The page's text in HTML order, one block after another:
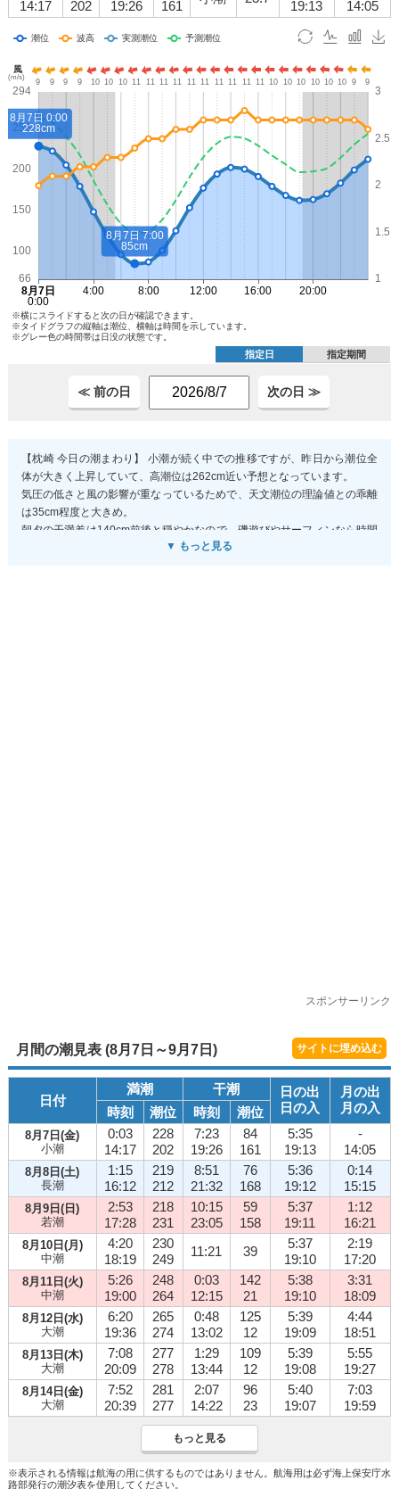
14:17
202
19:26
161
19:13
14:05
※横にスライドすると次の日が確認できます。
※タイドグラフの縦軸は潮位、横軸は時間を示しています。
※グレー色の時間帯は日没の状態です。
指定日 指定期間
≪ 前の日 次の日 ≫
【枕崎 今日の潮まわり】 小潮が続く中での推移ですが、昨日から潮位全
体が大きく上昇していて、高潮位は262cm近い予想となっています。
気圧の低さと風の影響が重なっているためで、天文潮位の理論値との乖離
は35cm程度と大きめ。
朝夕の干満差は140cm前後と穏やかなので、磯遊びやサーフィンなら時間
帯を広く使えるタイミングです。▼ もっと見る
スポンサーリンク
月間の潮見表 (8月7日～9月7日) サイトに埋め込む
日付
満潮 干潮
日の出
日の入
月の出
月の入
時刻 潮位 時刻 潮位
8月7日(金)
小潮
0:03
14:17
228
202
7:23
19:26
84
161
5:35
19:13
-
14:05
8月8日(土)
長潮
1:15
16:12
219
212
8:51
21:32
76
168
5:36
19:12
0:14
15:15
8月9日(日)
若潮
2:53
17:28
218
231
10:15
23:05
59
158
5:37
19:11
1:12
16:21
8月10日(月)
中潮
4:20
18:19
230
249
11:21 39
5:37
19:10
2:19
17:20
8月11日(火)
中潮
5:26
19:00
248
264
0:03
12:15
142
21
5:38
19:10
3:31
18:09
8月12日(水)
大潮
6:20
19:36
265
274
0:48
13:02
125
12
5:39
19:09
4:44
18:51
8月13日(木)
大潮
7:08
20:09
277
278
1:29
13:44
109
12
5:39
19:08
5:55
19:27
8月14日(金)
大潮
7:52
20:39
281
277
2:07
14:22
96
23
5:40
19:07
7:03
19:59
もっと見る
※表示される情報は航海の用に供するものではありません。航海用は必ず海上保安庁水
路部発行の潮汐表を使用してください。